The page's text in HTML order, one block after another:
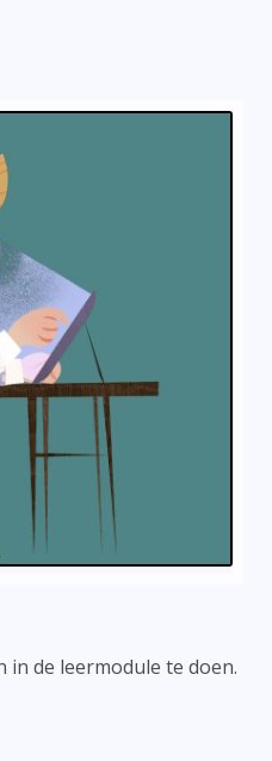
in de leermodule te doen.